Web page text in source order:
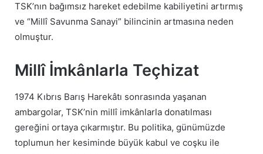
TSK’nın bağımsız hareket edebilme kabiliyetini artırmış
ve “Millî Savunma Sanayi” bilincinin artmasına neden
olmuştur.
Millî İmkânlarla Teçhizat
1974 Kıbrıs Barış Harekâtı sonrasında yaşanan
ambargolar, TSK’nin millî imkânlarla donatılması
gereğini ortaya çıkarmıştır. Bu politika, günümüzde
toplumun her kesiminde büyük kabul ve coşku ile